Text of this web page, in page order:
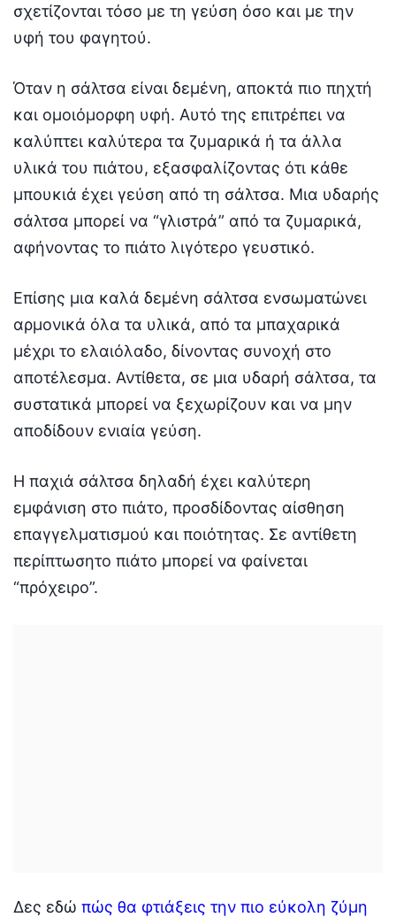
σχετίζονται τόσο με τη γεύση όσο και με την
υφή του φαγητού.
Όταν η σάλτσα είναι δεμένη, αποκτά πιο πηχτή
και ομοιόμορφη υφή. Αυτό της επιτρέπει να
καλύπτει καλύτερα τα ζυμαρικά ή τα άλλα
υλικά του πιάτου, εξασφαλίζοντας ότι κάθε
μπουκιά έχει γεύση από τη σάλτσα. Μια υδαρής
σάλτσα μπορεί να “γλιστρά” από τα ζυμαρικά,
αφήνοντας το πιάτο λιγότερο γευστικό.
Επίσης μια καλά δεμένη σάλτσα ενσωματώνει
αρμονικά όλα τα υλικά, από τα μπαχαρικά
μέχρι το ελαιόλαδο, δίνοντας συνοχή στο
αποτέλεσμα. Αντίθετα, σε μια υδαρή σάλτσα, τα
συστατικά μπορεί να ξεχωρίζουν και να μην
αποδίδουν ενιαία γεύση.
Η παχιά σάλτσα δηλαδή έχει καλύτερη
εμφάνιση στο πιάτο, προσδίδοντας αίσθηση
επαγγελματισμού και ποιότητας. Σε αντίθετη
περίπτωσητο πιάτο μπορεί να φαίνεται
“πρόχειρο”.
Δες εδώ πώς θα φτιάξεις την πιο εύκολη ζύμη